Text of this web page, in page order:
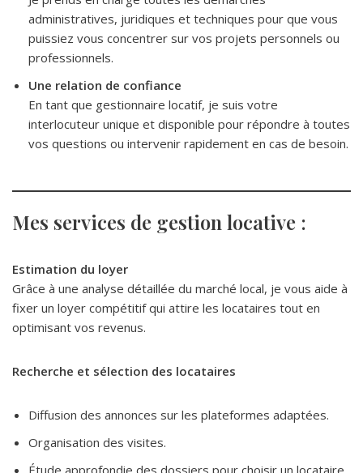
administratives, juridiques et techniques pour que vous
puissiez vous concentrer sur vos projets personnels ou
professionnels.
Une relation de confiance
En tant que gestionnaire locatif, je suis votre
interlocuteur unique et disponible pour répondre à toutes
vos questions ou intervenir rapidement en cas de besoin.
Mes services de gestion locative :
Estimation du loyer
Grâce à une analyse détaillée du marché local, je vous aide à
fixer un loyer compétitif qui attire les locataires tout en
optimisant vos revenus.
Recherche et sélection des locataires
Diffusion des annonces sur les plateformes adaptées.
Organisation des visites.
Étude approfondie des dossiers pour choisir un locataire